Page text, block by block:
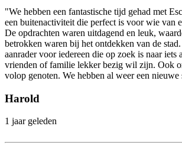
"We hebben een fantastische tijd gehad met
een buitenactiviteit die perfect is voor wie van
De opdrachten waren uitdagend en leuk,
betrokken waren bij het ontdekken van de
aanrader voor iedereen die op zoek is naar iets
vrienden of familie lekker bezig wil zijn. Ook
volop genoten. We hebben al weer een nieuwe
Harold
1 jaar geleden